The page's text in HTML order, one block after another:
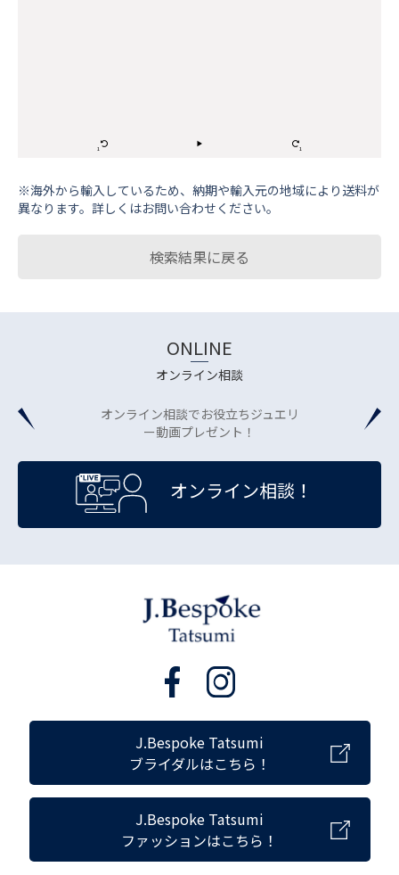
※海外から輸⼊しているため、納期や輸⼊元の地域により送料が
異なります。詳しくはお問い合わせください。
検索結果に戻る
ONLINE
オンライン相談
オンライン相談でお役立ちジュエリ
ー動画プレゼント！
オンライン相談！
J.Bespoke Tatsumi
ブライダルはこちら！
J.Bespoke Tatsumi
ファッションはこちら！